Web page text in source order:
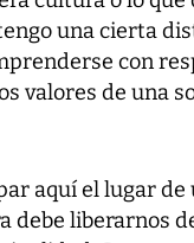
una cierta
con
valores de una
aquí el lugar
debe liberarnos